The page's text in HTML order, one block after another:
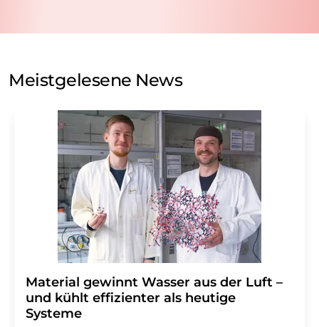
auf Basis unsererDatenschutzerklärung. LUMITOS darf
Meinungsforschung per E-Mail kontaktieren. Ihre
Einwilligung können Sie jederzeit ohne Angabe von
Str. 2, 12489 Berlin oder per E-Mail unter
widerruf@lumitos.commit Wirkung für die Zukunft
widerrufen. Zudem ist in jeder E-Mail ein Link zur
Abbestellung des entsprechenden Newsletters
enthalten.
Meistgelesene News
Material gewinnt Wasser aus der Luft –
und kühlt effizienter als heutige
Systeme